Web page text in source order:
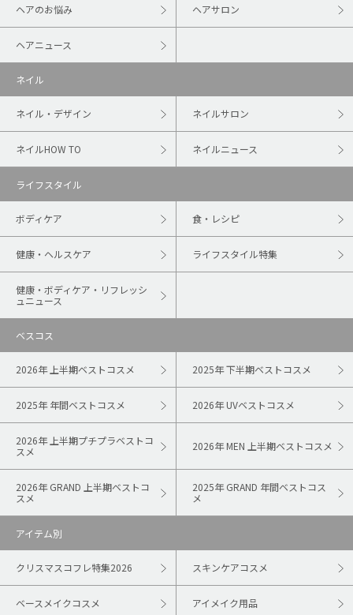
ヘアのお悩み ヘアサロン
ヘアニュース
ネイル
ネイル・デザイン ネイルサロン
ネイルHOW TO ネイルニュース
ライフスタイル
ボディケア 食・レシピ
健康・ヘルスケア ライフスタイル特集
健康・ボディケア・リフレッシ
ュニュース
ベスコス
2026年 上半期ベストコスメ 2025年 下半期ベストコスメ
2025年 年間ベストコスメ 2026年 UVベストコスメ
2026年 上半期プチプラベストコ
スメ
2026年 MEN 上半期ベストコスメ
2026年 GRAND 上半期ベストコ
スメ
2025年 GRAND 年間ベストコス
メ
アイテム別
クリスマスコフレ特集2026 スキンケアコスメ
ベースメイクコスメ アイメイク用品